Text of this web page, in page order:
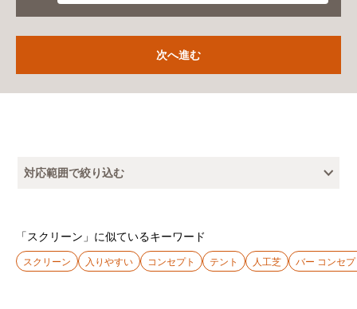
対応範囲で絞り込む
「スクリーン」に似ているキーワード
スクリーン 入りやすい コンセプト テント 人工芝 バー コンセ